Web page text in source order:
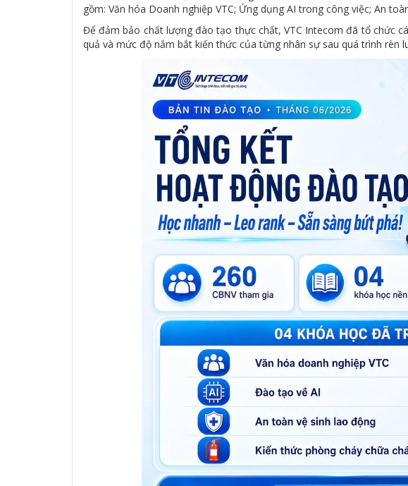
gồm: Văn hóa Doanh nghiệp VTC; Ứng dụng AI trong công việc; An
Để đảm bảo chất lượng đào tạo thực chất, VTC Intecom đã tổ chức
quả và mức độ nắm bắt kiến thức của từng nhân sự sau quá trình rèn